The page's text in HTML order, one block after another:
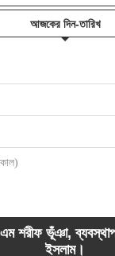
আজকের দিন-তারিখ
শরীফ ভূঁঞা,
ইসলাম।